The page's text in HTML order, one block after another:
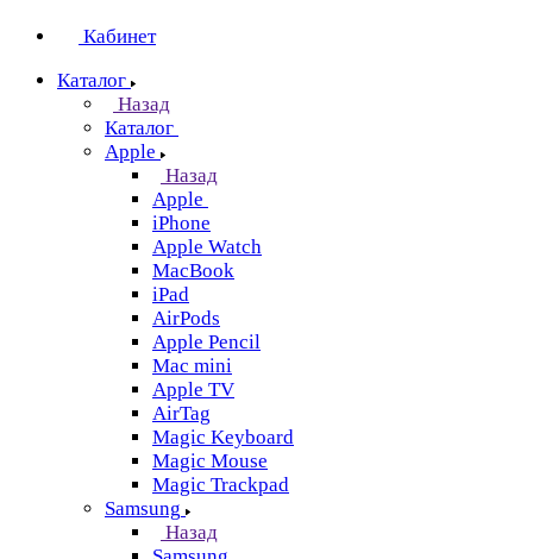
Кабинет
Каталог
Назад
Каталог
Apple
Назад
Apple
iPhone
Apple Watch
MacBook
iPad
AirPods
Apple Pencil
Mac mini
Apple TV
AirTag
Magic Keyboard
Magic Mouse
Magic Trackpad
Samsung
Назад